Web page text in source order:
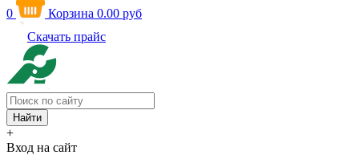
0 Корзина 0.00 руб
Скачать прайс
+
Вход на сайт